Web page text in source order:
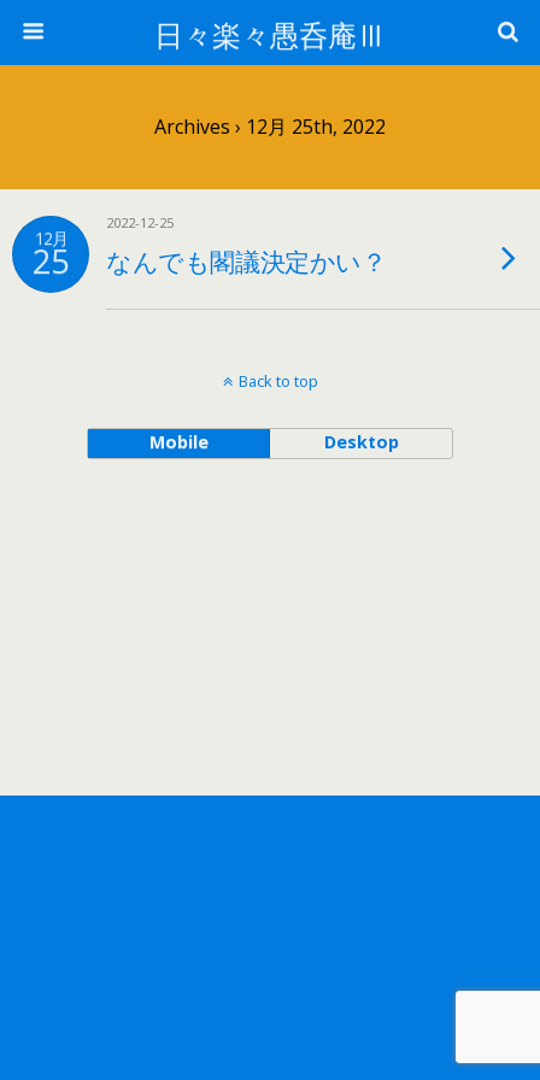
日々楽々愚呑庵Ⅲ
Archives › 12月 25th, 2022
12月
25
2022-12-25
なんでも閣議決定かい？
Back to top
Mobile Desktop